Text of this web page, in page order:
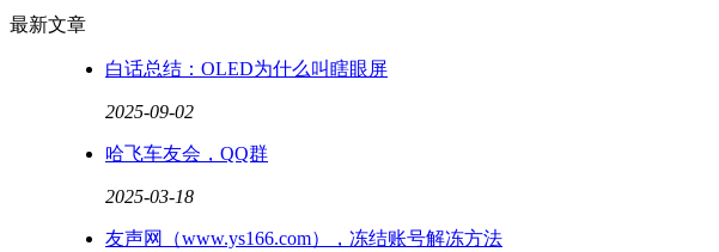
最新文章
白话总结：OLED为什么叫瞎眼屏
2025-09-02
哈飞车友会，QQ群
2025-03-18
友声网（www.ys166.com），冻结账号解冻方法